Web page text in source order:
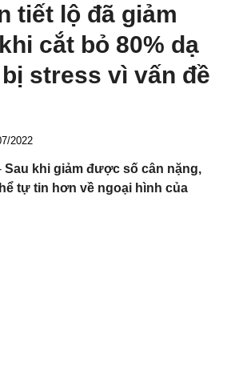
tiết lộ đã giảm
cắt bỏ 80% dạ
stress vì vấn đề
2022
Sau khi giảm được số cân nặng,
tự tin hơn về ngoại hình của